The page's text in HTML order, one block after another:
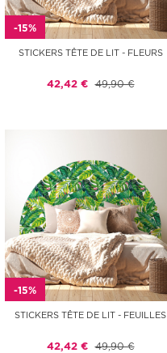
-15%
STICKERS TÊTE DE LIT - FLEURS
42,42 € 49,90 €
-15%
STICKERS TÊTE DE LIT - FEUILLES
42,42 € 49,90 €